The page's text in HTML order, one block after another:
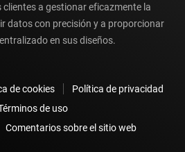
a gestionar eficazmente la
datos con precisión y a proporcionar
en sus diseños.
de cookies
Política de privacidad
de uso
Comentarios sobre el sitio web